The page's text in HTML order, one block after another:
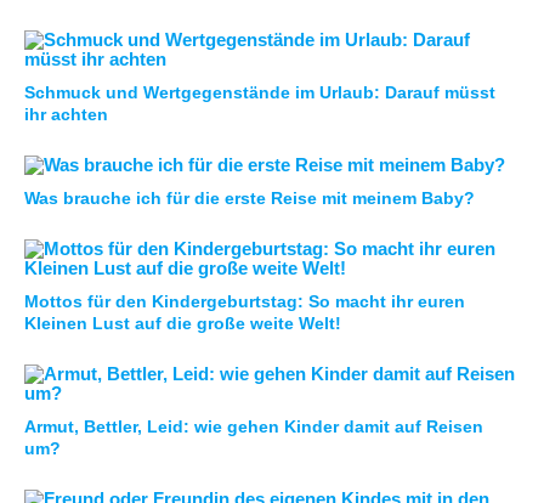
Schmuck und Wertgegenstände im Urlaub: Darauf müsst
ihr achten
Was brauche ich für die erste Reise mit meinem Baby?
Mottos für den Kindergeburtstag: So macht ihr euren
Kleinen Lust auf die große weite Welt!
Armut, Bettler, Leid: wie gehen Kinder damit auf Reisen
um?